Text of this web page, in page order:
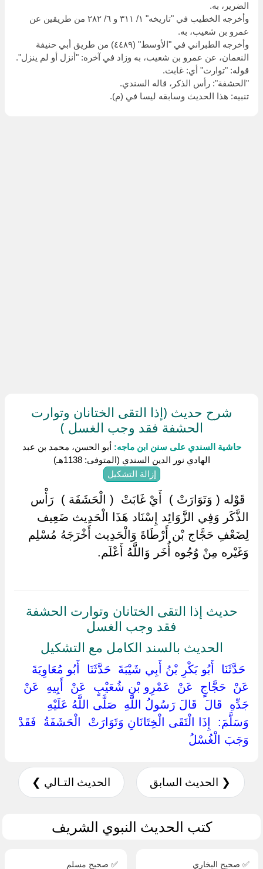
الضرير، به.
وأخرجه الخطيب في "تاريخه" ١/ ٣١١ و ٦/ ٢٨٢ من طريقين عن
عمرو بن شعيب، به.
وأخرجه الطبراني في "الأوسط" (٤٤٨٩) من طريق أبي حنيفة
النعمان، عن عمرو بن شعيب، به وزاد في آخره: "أنزل أو لم ينزل".
قوله: "توارت" أي: غابت.
"الحشفة": رأس الذكر، قاله السندي.
تنبيه: هذا الحديث وسابقه ليسا في (م).
شرح حديث (إذا التقى الختانان وتوارت
الحشفة فقد وجب الغسل )
حاشية السندي على سنن ابن ماجه: أبو الحسن، محمد بن عبد
الهادي نور الدين السندي (المتوفى: 1138هـ)
إزالة التشكيل
‏ ‏قَوْله ( وَتَوَارَتْ ) ‏ ‏أَيْ غَابَتْ ‏ ‏( الْحَشَفَة ) ‏ ‏رَأْس
الذَّكَر وَفِي الزَّوَائِد إِسْنَاد هَذَا الْحَدِيث ضَعِيف
لِضَعْفِ حَجَّاج بْن أَرْطَاةَ وَالْحَدِيث أَخْرَجَهُ مُسْلِم
وَغَيْره مِنْ وُجُوه أُخَر وَاللَّهُ أَعْلَم.
حديث إذا التقى الختانان وتوارت الحشفة
فقد وجب الغسل
الحديث بالسند الكامل مع التشكيل
‏ ‏حَدَّثَنَا ‏ ‏أَبُو بَكْرِ بْنُ أَبِي شَيْبَةَ ‏ ‏حَدَّثَنَا ‏ ‏أَبُو مُعَاوِيَةَ ‏
‏عَنْ ‏ ‏حَجَّاجٍ ‏ ‏عَنْ ‏ ‏عَمْرِو بْنِ شُعَيْبٍ ‏ ‏عَنْ ‏ ‏أَبِيهِ ‏ ‏عَنْ ‏
‏جَدِّهِ ‏ ‏قَالَ ‏ ‏قَالَ رَسُولُ اللَّهِ ‏ ‏صَلَّى اللَّهُ عَلَيْهِ
وَسَلَّمَ: ‏ ‏إِذَا الْتَقَى الْخِتَانَانِ وَتَوَارَتْ ‏ ‏الْحَشَفَةُ ‏ ‏فَقَدْ
وَجَبَ الْغُسْلُ ‏
❮ الحديث السابق الحديث التـالي ❯
كتب الحديث النبوي الشريف
✅ صحيح البخاري ✅ صحيح مسلم